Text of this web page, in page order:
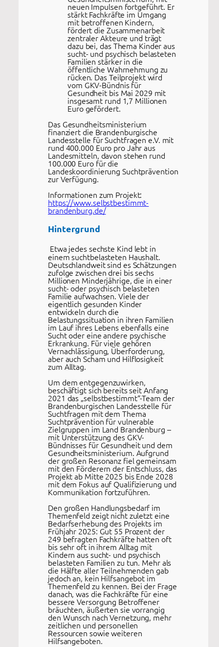
neuen Impulsen fortgeführt. Er
stärkt Fachkräfte im Umgang
mit betroffenen Kindern,
fördert die Zusammenarbeit
zentraler Akteure und trägt
dazu bei, das Thema Kinder aus
sucht- und psychisch belasteten
Familien stärker in die
öffentliche Wahrnehmung zu
rücken. Das Teilprojekt wird
vom GKV-Bündnis für
Gesundheit bis Mai 2029 mit
insgesamt rund 1,7 Millionen
Euro gefördert.
Das Gesundheitsministerium
finanziert die Brandenburgische
Landesstelle für Suchtfragen e.V. mit
rund 400.000 Euro pro Jahr aus
Landesmitteln, davon stehen rund
100.000 Euro für die
Landeskoordinierung Suchtprävention
zur Verfügung.
Informationen zum Projekt:
https://www.selbstbestimmt-
brandenburg.de/
Hintergrund
Etwa jedes sechste Kind lebt in
einem suchtbelasteten Haushalt.
Deutschlandweit sind es Schätzungen
zufolge zwischen drei bis sechs
Millionen Minderjährige, die in einer
sucht- oder psychisch belasteten
Familie aufwachsen. Viele der
eigentlich gesunden Kinder
entwickeln durch die
Belastungssituation in ihren Familien
im Lauf ihres Lebens ebenfalls eine
Sucht oder eine andere psychische
Erkrankung. Für viele gehören
Vernachlässigung, Überforderung,
aber auch Scham und Hilflosigkeit
zum Alltag.
Um dem entgegenzuwirken,
beschäftigt sich bereits seit Anfang
2021 das „selbstbestimmt“-Team der
Brandenburgischen Landesstelle für
Suchtfragen mit dem Thema
Suchtprävention für vulnerable
Zielgruppen im Land Brandenburg –
mit Unterstützung des GKV-
Bündnisses für Gesundheit und dem
Gesundheitsministerium. Aufgrund
der großen Resonanz fiel gemeinsam
mit den Förderern der Entschluss, das
Projekt ab Mitte 2025 bis Ende 2028
mit dem Fokus auf Qualifizierung und
Kommunikation fortzuführen.
Den großen Handlungsbedarf im
Themenfeld zeigt nicht zuletzt eine
Bedarfserhebung des Projekts im
Frühjahr 2025: Gut 55 Prozent der
249 befragten Fachkräfte hatten oft
bis sehr oft in ihrem Alltag mit
Kindern aus sucht- und psychisch
belasteten Familien zu tun. Mehr als
die Hälfte aller Teilnehmenden gab
jedoch an, kein Hilfsangebot im
Themenfeld zu kennen. Bei der Frage
danach, was die Fachkräfte für eine
bessere Versorgung Betroffener
bräuchten, äußerten sie vorrangig
den Wunsch nach Vernetzung, mehr
zeitlichen und personellen
Ressourcen sowie weiteren
Hilfsangeboten.